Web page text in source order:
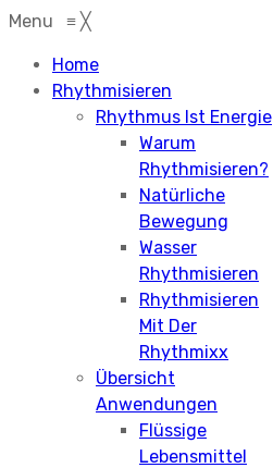
Menu ≡ ╳
Home
Rhythmisieren
Rhythmus Ist Energie
Warum
Rhythmisieren?
Natürliche
Bewegung
Wasser
Rhythmisieren
Rhythmisieren
Mit Der
Rhythmixx
Übersicht
Anwendungen
Flüssige
Lebensmittel